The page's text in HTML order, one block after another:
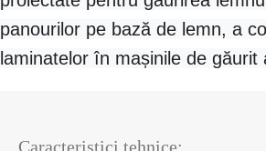
panourilor pe bază de lemn, a
laminatelor în mașinile de găurit
Caracteristici tehnice: